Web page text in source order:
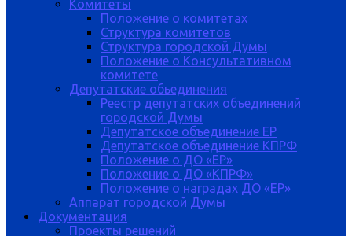
Комитеты
Положение о комитетах
Структура комитетов
Структура городской Думы
Положение о Консультативном
комитете
Депутатские обьединения
Реестр депутатских объединений
городской Думы
Депутатское объединение ЕР
Депутатское объединение КПРФ
Положение о ДО «ЕР»
Положение о ДО «КПРФ»
Положение о наградах ДО «ЕР»
Аппарат городской Думы
Документация
Проекты решений